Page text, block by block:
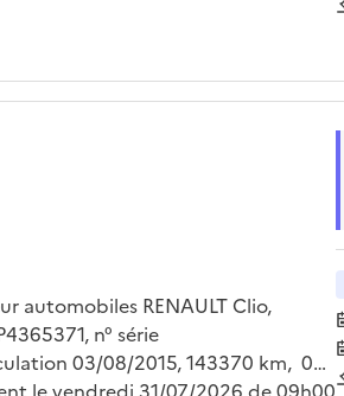
la charge de l'acquéreur
automobiles RENAULT Clio,
n° série
03/08/2015, 143370 km, 04